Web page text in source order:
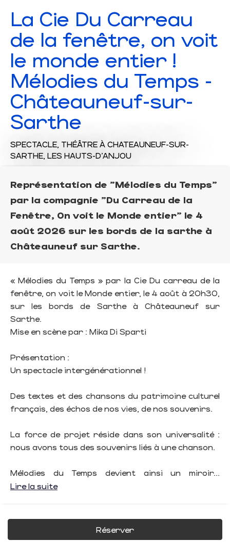
La Cie Du Carreau
de la fenêtre, on voit
le monde entier !
Mélodies du Temps -
Châteauneuf-sur-
Sarthe
SPECTACLE, THÉÂTRE À CHATEAUNEUF-SUR-
SARTHE, LES HAUTS-D'ANJOU
Représentation de "Mélodies du Temps"
par la compagnie "Du Carreau de la
Fenêtre, On voit le Monde entier" le 4
août 2026 sur les bords de la sarthe à
Châteauneuf sur Sarthe.
« Mélodies du Temps » par la Cie Du carreau de la
fenêtre, on voit le Monde entier, le 4 août à 20h30,
sur les bords de Sarthe à Châteauneuf sur
Sarthe.
Mise en scène par : Mika Di Sparti
Présentation :
Un spectacle intergénérationnel !
Des textes et des chansons du patrimoine culturel
français, des échos de nos vies, de nos souvenirs.
La force de projet réside dans son universalité :
nous avons tous des souvenirs liés à une chanson.
Mélodies du Temps devient ainsi un miroir...
Lire la suite
Réserver